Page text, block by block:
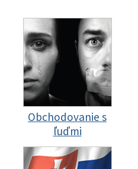
Obchodovanie s
ľuďmi